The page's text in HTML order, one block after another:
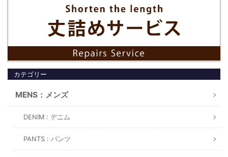
カテゴリー
MENS：メンズ
DENIM : デニム
PANTS : パンツ